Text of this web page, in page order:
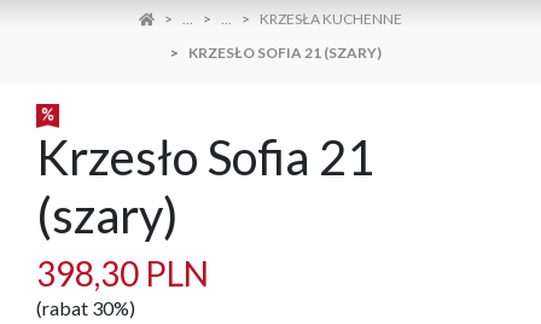
... ...
KRZESŁA KUCHENNE
KRZESŁO SOFIA 21 (SZARY)
Krzesło Sofia 21
(szary)
398,30 PLN
(rabat 30%)